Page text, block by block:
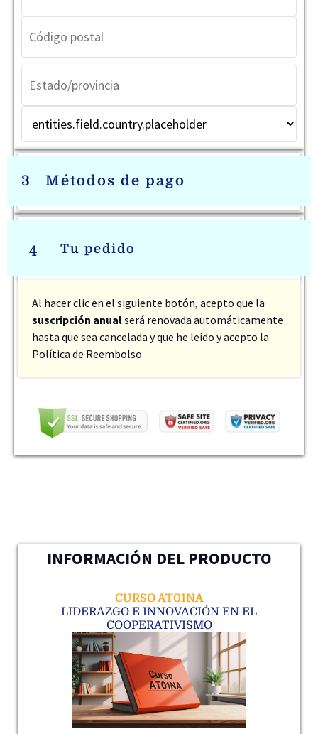
3 Métodos de pago
4 Tu pedido
Al hacer clic en el siguiente botón, acepto que la
suscripción anualserá renovada automáticamente
hasta que sea cancelada y que he leído y acepto la
Política de Reembolso
INFORMACIÓN DEL PRODUCTO
CURSO AT01NA
LIDERAZGO E INNOVACIÓN EN EL
COOPERATIVISMO